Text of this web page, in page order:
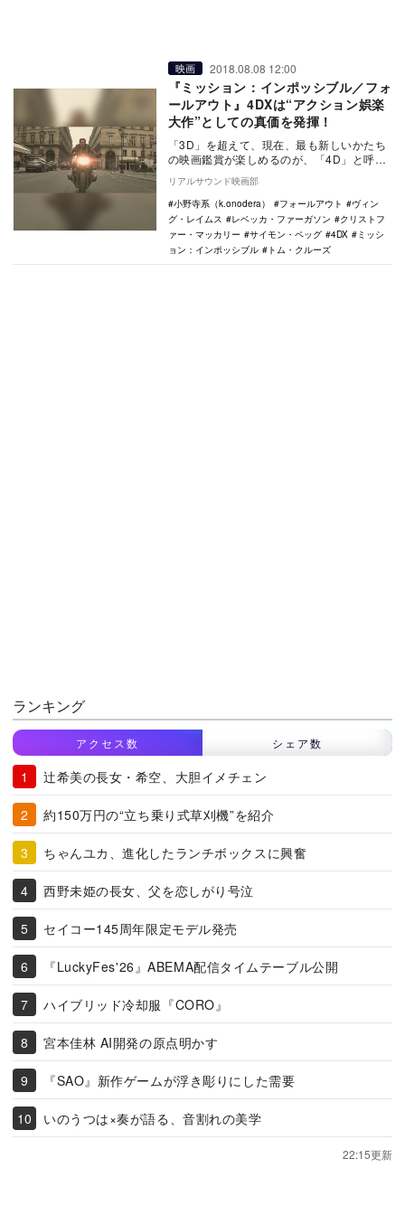
映画 2018.08.08 12:00
『ミッション：インポッシブル／フォ
ールアウト』4DXは“アクション娯楽
大作”としての真価を発揮！
「3D」を超えて、現在、最も新しいかたち
の映画鑑賞が楽しめるのが、「4D」と呼ば
れる上映方式である。なかでも世界で59カ
国、50…
リアルサウンド映画部
小野寺系（k.onodera）
フォールアウト
ヴィン
グ・レイムス
レベッカ・ファーガソン
クリストフ
ァー・マッカリー
サイモン・ペッグ 4DX
ミッシ
ョン：インポッシブル
トム・クルーズ
ランキング
アクセス数 シェア数
辻希美の長女・希空、大胆イメチェン
約150万円の“立ち乗り式草刈機”を紹介
ちゃんユカ、進化したランチボックスに興奮
西野未姫の長女、父を恋しがり号泣
セイコー145周年限定モデル発売
『LuckyFes'26』ABEMA配信タイムテーブル公開
ハイブリッド冷却服『CORO』
宮本佳林 AI開発の原点明かす
『SAO』新作ゲームが浮き彫りにした需要
いのうつは×奏が語る、音割れの美学
22:15更新